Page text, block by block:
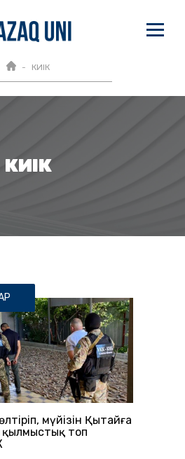
КИІК
КИІК
мүйізін Қытайға
қылмыстық топ